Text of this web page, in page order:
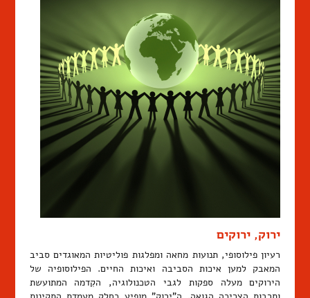
ירוק, ירוקים
רעיון פילוסופי, תנועות מחאה ומפלגות פוליטיות המאוגדים סביב
המאבק למען איכות הסביבה ואיכות החיים. הפילוסופיה של
הירוקים מעלה ספקות לגבי הטכנולוגיה, הקִדמה המתועשת